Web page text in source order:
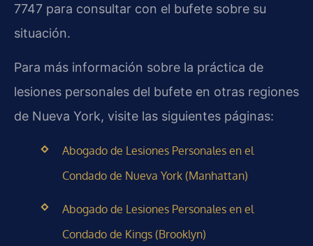
7747 para consultar con el bufete sobre su
situación.
Para más información sobre la práctica de
lesiones personales del bufete en otras regiones
de Nueva York, visite las siguientes páginas:
Abogado de Lesiones Personales en el
Condado de Nueva York (Manhattan)
Abogado de Lesiones Personales en el
Condado de Kings (Brooklyn)